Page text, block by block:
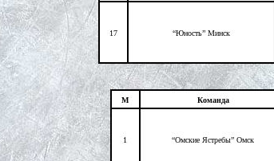
17 “Юность” Минск
М
Команда
1 “Омские Ястребы” Омск